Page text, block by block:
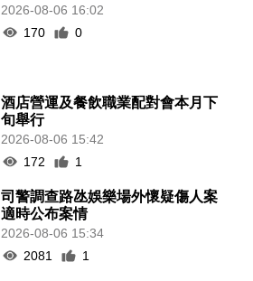
2026-08-06 16:02
170
0
酒店營運及餐飲職業配對會本月下
旬舉行
2026-08-06 15:42
172
1
司警調查路氹娛樂場外懷疑傷人案
適時公布案情
2026-08-06 15:34
2081
1